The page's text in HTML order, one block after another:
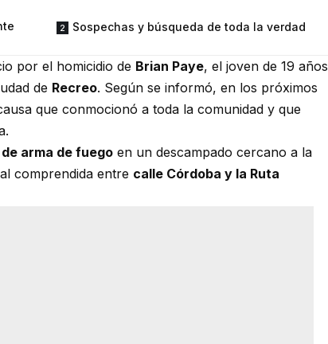
Sospechas y búsqueda de toda la verdad
por el homicidio de Brian Paye, el joven de 19 años
de Recreo. Según se informó, en los próximos
que conmocionó a toda la comunidad y que
arma de fuego en un descampado cercano a la
comprendida entre calle Córdoba y la Ruta